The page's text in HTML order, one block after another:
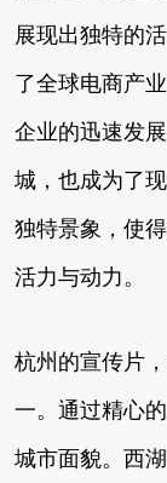
展现出独特的
了全球电商产
企业的迅速发
城，也成为了
独特景象，使
活力与动力。
杭州的宣传片
一。通过精心
城市面貌。西